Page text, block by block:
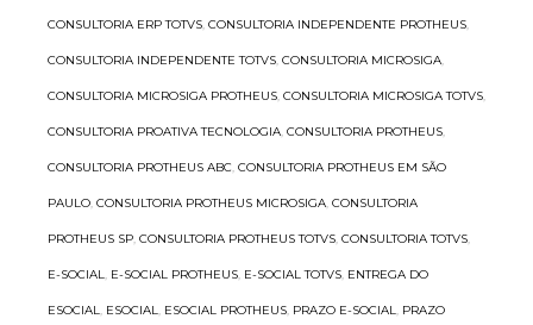
CONSULTORIA ERP TOTVS, CONSULTORIA INDEPENDENTE PROTHEUS,
CONSULTORIA INDEPENDENTE TOTVS, CONSULTORIA MICROSIGA,
CONSULTORIA MICROSIGA PROTHEUS, CONSULTORIA MICROSIGA TOTVS,
CONSULTORIA PROATIVA TECNOLOGIA, CONSULTORIA PROTHEUS,
CONSULTORIA PROTHEUS ABC, CONSULTORIA PROTHEUS EM SÃO
PAULO, CONSULTORIA PROTHEUS MICROSIGA, CONSULTORIA
PROTHEUS SP, CONSULTORIA PROTHEUS TOTVS, CONSULTORIA TOTVS,
E-SOCIAL, E-SOCIAL PROTHEUS, E-SOCIAL TOTVS, ENTREGA DO
ESOCIAL, ESOCIAL, ESOCIAL PROTHEUS, PRAZO E-SOCIAL, PRAZO